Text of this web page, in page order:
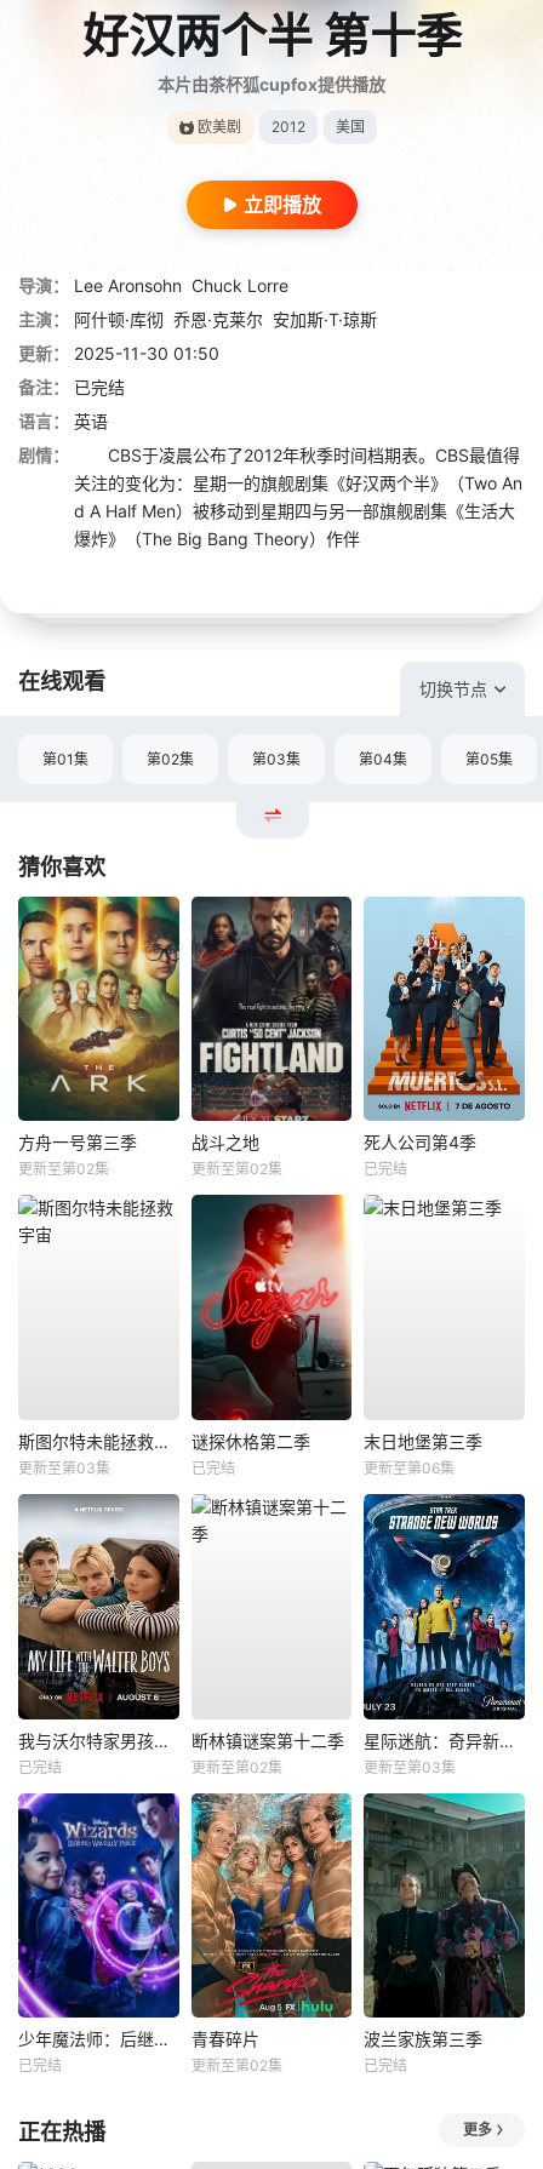
好汉两个半 第十季
本片由茶杯狐cupfox提供播放
欧美剧 2012 美国
立即播放
导演： Lee Aronsohn Chuck Lorre
主演：
阿什顿·库彻 乔恩·克莱尔 安加斯·T·琼斯
更新：
2025-11-30 01:50
备注：
已完结
语言：
英语
剧情：
CBS于凌晨公布了2012年秋季时间档期表。CBS最值得
关注的变化为：星期一的旗舰剧集《好汉两个半》（Two An
d A Half Men）被移动到星期四与另一部旗舰剧集《生活大
爆炸》（The Big Bang Theory）作伴
在线观看 切换节点
第01集 第02集 第03集 第04集 第05集
猜你喜欢
方舟一号第三季
更新至第02集
战斗之地
更新至第02集
死人公司第4季
已完结
斯图尔特未能拯救宇宙
更新至第03集
谜探休格第二季
已完结
末日地堡第三季
更新至第06集
我与沃尔特家男孩的生活第三季
已完结
断林镇谜案第十二季
更新至第02集
星际迷航：奇异新世界第四季
更新至第03集
少年魔法师：后继者第三季
已完结
青春碎片
更新至第02集
波兰家族第三季
已完结
正在热播 更多